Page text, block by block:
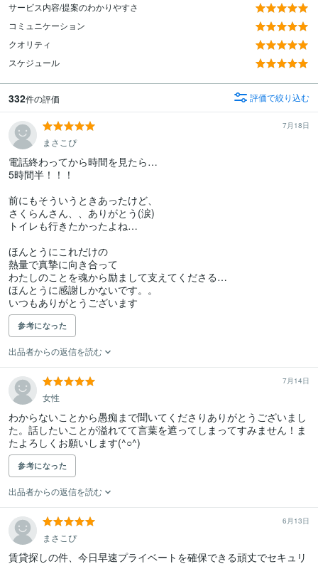
サービス内容/提案のわかりやすさ
コミュニケーション
クオリティ
スケジュール
332件の評価 評価で絞り込む
7月18日
まさこぴ
電話終わってから時間を見たら…
5時間半！！！
前にもそういうときあったけど、
さくらんさん、、ありがとう(涙)
トイレも行きたかったよね…
ほんとうにこれだけの
熱量で真摯に向き合って
わたしのことを魂から励まして支えてくださる…
ほんとうに感謝しかないです。。
いつもありがとうございます
参考になった
出品者からの返信を読む
7月14日
女性
わからないことから愚痴まで聞いてくださりありがとうございまし
た。話したいことが溢れてて言葉を遮ってしまってすみません！ま
たよろしくお願いします(^○^)
参考になった
出品者からの返信を読む
6月13日
まさこぴ
賃貸探しの件、今日早速プライベートを確保できる頑丈でセキュリ